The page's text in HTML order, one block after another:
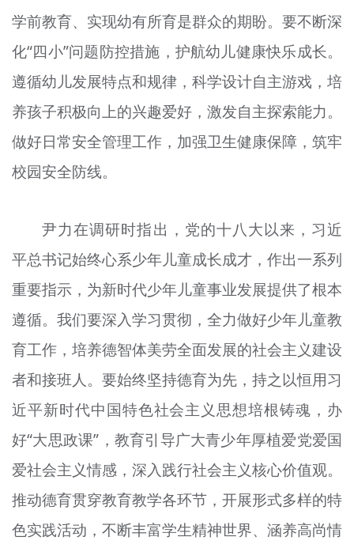
学前教育、实现幼有所育是群众的期盼。要不断深
化“四小”问题防控措施，护航幼儿健康快乐成长。
遵循幼儿发展特点和规律，科学设计自主游戏，培
养孩子积极向上的兴趣爱好，激发自主探索能力。
做好日常安全管理工作，加强卫生健康保障，筑牢
校园安全防线。
尹力在调研时指出，党的十八大以来，习近
平总书记始终心系少年儿童成长成才，作出一系列
重要指示，为新时代少年儿童事业发展提供了根本
遵循。我们要深入学习贯彻，全力做好少年儿童教
育工作，培养德智体美劳全面发展的社会主义建设
者和接班人。要始终坚持德育为先，持之以恒用习
近平新时代中国特色社会主义思想培根铸魂，办
好“大思政课”，教育引导广大青少年厚植爱党爱国
爱社会主义情感，深入践行社会主义核心价值观。
推动德育贯穿教育教学各环节，开展形式多样的特
色实践活动，不断丰富学生精神世界、涵养高尚情